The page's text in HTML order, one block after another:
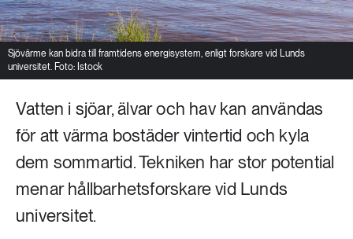
Sjövärme kan bidra till framtidens energisystem, enligt forskare vid Lunds
universitet. Foto: Istock
Vatten i sjöar, älvar och hav kan användas
för att värma bostäder vintertid och kyla
dem sommartid. Tekniken har stor potential
menar hållbarhetsforskare vid Lunds
universitet.